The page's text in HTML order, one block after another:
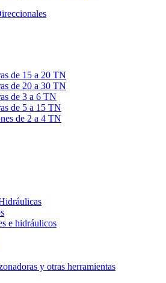
de 15 a 20 TN
de 20 a 30 TN
de 3 a 6 TN
de 5 a 15 TN
de 2 a 4 TN
e hidráulicos
y otras herramientas